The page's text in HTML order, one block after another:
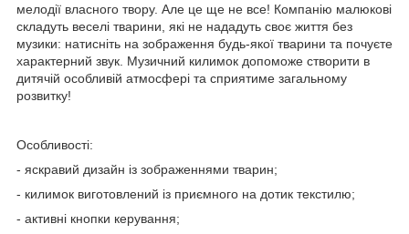
мелодії власного твору. Але це ще не все! Компанію малюкові
складуть веселі тварини, які не нададуть своє життя без
музики: натисніть на зображення будь-якої тварини та почуєте
характерний звук. Музичний килимок допоможе створити в
дитячій особливій атмосфері та сприятиме загальному
розвитку!
Особливості:
- яскравий дизайн із зображеннями тварин;
- килимок виготовлений із приємного на дотик текстилю;
- активні кнопки керування;